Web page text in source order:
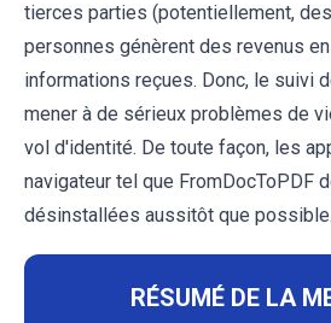
tierces parties (potentiellement,
personnes génèrent des revenus
informations reçues. Donc, le suivi
mener à de sérieux problèmes de
vol d'identité. De toute façon, les
navigateur tel que FromDocToPDF
désinstallées aussitôt que possible.
RÉSUMÉ DE LA